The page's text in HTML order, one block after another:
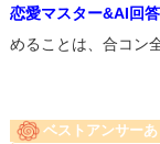
恋愛マスター&AI回
めることは、合コン
ベストアンサーあ